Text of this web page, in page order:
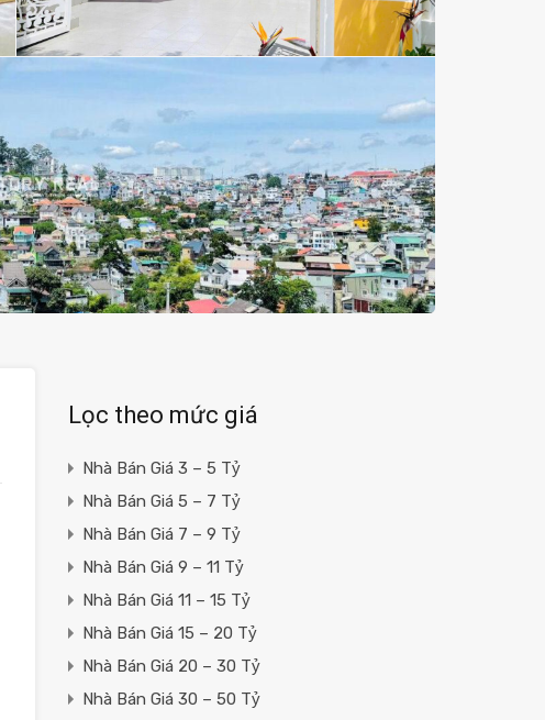
Lọc theo mức giá
Nhà Bán Giá 3 – 5 Tỷ
Nhà Bán Giá 5 – 7 Tỷ
Nhà Bán Giá 7 – 9 Tỷ
Nhà Bán Giá 9 – 11 Tỷ
Nhà Bán Giá 11 – 15 Tỷ
Nhà Bán Giá 15 – 20 Tỷ
Nhà Bán Giá 20 – 30 Tỷ
Nhà Bán Giá 30 – 50 Tỷ